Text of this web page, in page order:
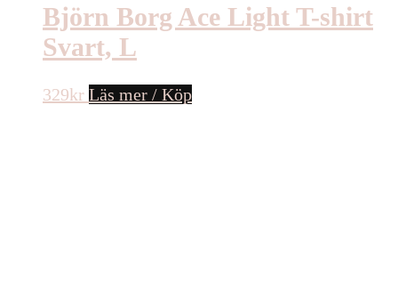
Björn Borg Ace Light T-shirt
Svart, L
329kr Läs mer / Köp